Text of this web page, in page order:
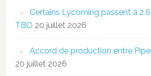
Certains Lycoming passent à
TBO 20 juillet 2026
Accord de production entre
20 juillet 2026